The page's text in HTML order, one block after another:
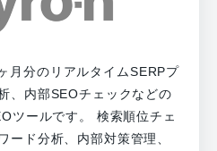
月分のリアルタイムSERPプ
、内部SEOチェックなどの
ツールです。 検索順位チェ
ード分析、内部対策管理、